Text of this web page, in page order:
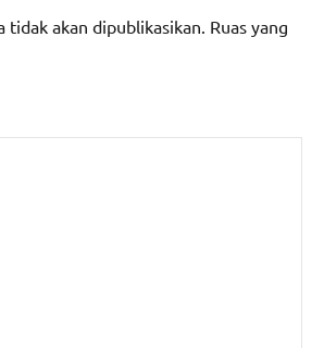
tidak akan dipublikasikan. Ruas yang